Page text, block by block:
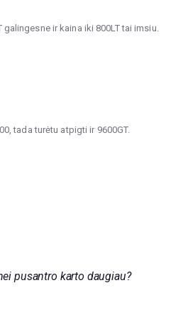
galingesne ir kaina iki 800LT tai imsiu.
tada turėtu atpigti ir 9600GT.
pusantro karto daugiau?